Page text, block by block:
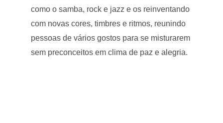
como o samba, rock e jazz e os reinventando
com novas cores, timbres e ritmos, reunindo
pessoas de vários gostos para se misturarem
sem preconceitos em clima de paz e alegria.